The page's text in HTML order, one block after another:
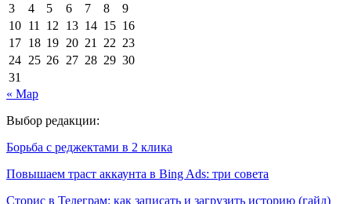
3
4 5 6 7 8
9
10 11 12 13 14 15 16
17 18 19 20 21 22 23
24 25 26 27 28 29 30
31
« Мар
Выбор редакции:
Борьба с реджектами в 2 клика
Повышаем траст аккаунта в Bing Ads: три совета
Сторис в Телеграм: как записать и загрузить историю (гайд)